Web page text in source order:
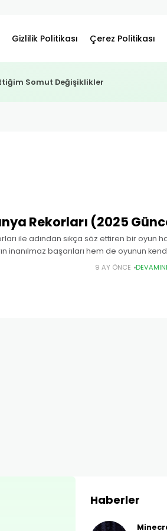
Gizlilik Politikası Çerez Politikası
Somut Değişiklikler
Rekorları (2025
ile adından sıkça söz ettiren bir oyun
inanılmaz başarıları hem de oyunun
Guinness Rekorlar...
9 AY ÖNCE
Haberler